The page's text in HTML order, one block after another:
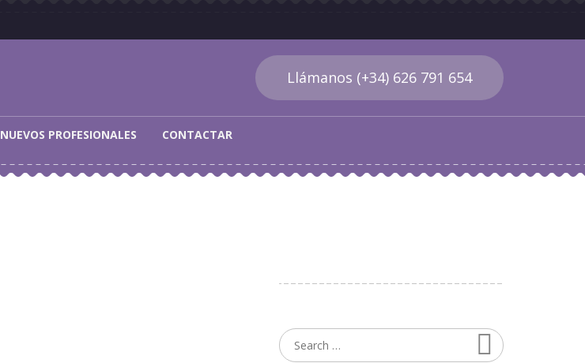
NUEVOS PROFESIONALES CONTACTAR
Llámanos (+34) 626 791 654
Search for: Search